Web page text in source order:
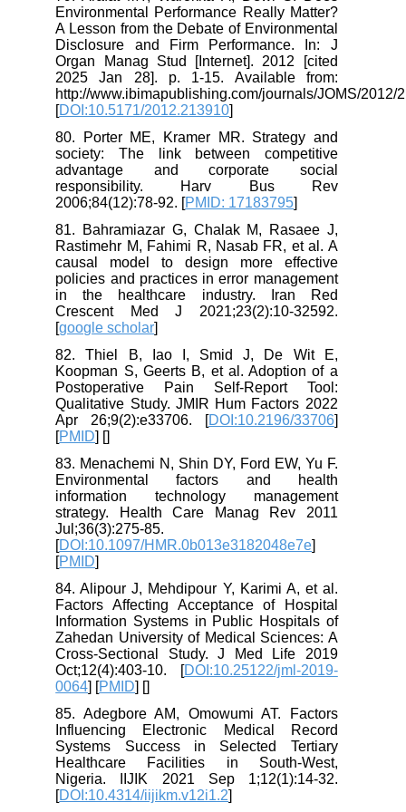
Environmental Performance Really Matter?
A Lesson from the Debate of Environmental
Disclosure and Firm Performance. In: J
Organ Manag Stud [Internet]. 2012 [cited
2025 Jan 28]. p. 1-15. Available from:
http://www.ibimapublishing.com/journals/JOMS/
[DOI:10.5171/2012.213910
80. Porter ME, Kramer MR. Strategy and
society: The link between competitive
advantage and corporate social
responsibility. Harv Bus Rev
2006;84(12):78-92. [PMID: 17183795
81. Bahramiazar G, Chalak M, Rasaee J,
Rastimehr M, Fahimi R, Nasab FR, et al. A
causal model to design more effective
policies and practices in error management
in the healthcare industry. Iran Red
Crescent Med J 2021;23(2):10-32592.
[google scholar
82. Thiel B, Iao I, Smid J, De Wit E,
Koopman S, Geerts B, et al. Adoption of a
Postoperative Pain Self-Report Tool:
Qualitative Study. JMIR Hum Factors 2022
Apr 26;9(2):e33706. [DOI:10.2196/33706
[PMID] [
83. Menachemi N, Shin DY, Ford EW, Yu F.
Environmental factors and health
information technology management
strategy. Health Care Manag Rev 2011
Jul;36(3):275-85.
[DOI:10.1097/HMR.0b013e3182048e7e
[PMID
84. Alipour J, Mehdipour Y, Karimi A, et al.
Factors Affecting Acceptance of Hospital
Information Systems in Public Hospitals of
Zahedan University of Medical Sciences: A
Cross-Sectional Study. J Med Life 2019
Oct;12(4):403-10. [DOI:10.25122/jml-2019-
0064] [PMID] [
85. Adegbore AM, Omowumi AT. Factors
Influencing Electronic Medical Record
Systems Success in Selected Tertiary
Healthcare Facilities in South-West,
Nigeria. IIJIK 2021 Sep 1;12(1):14-32.
[DOI:10.4314/iijikm.v12i1.2